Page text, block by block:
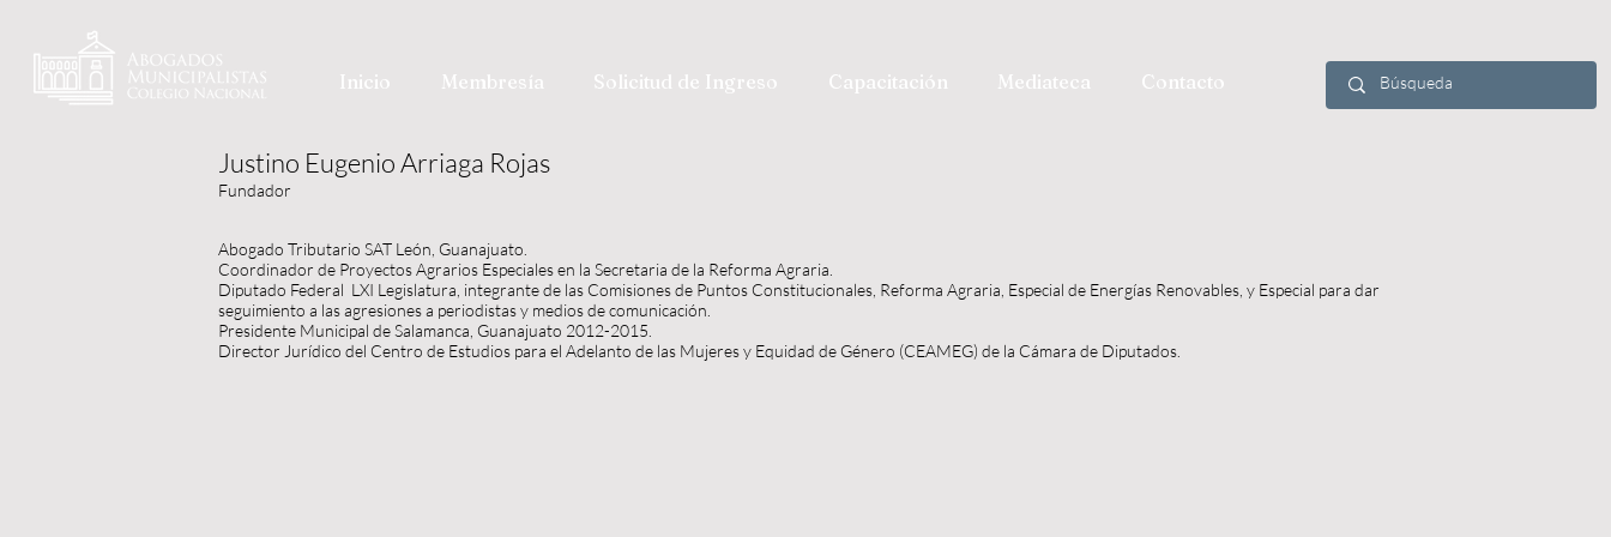
Inicio Membresía Solicitud de Ingreso Capacitación Mediateca Contacto
Justino Eugenio Arriaga Rojas
Fundador
Abogado Tributario SAT León, Guanajuato.
Coordinador de Proyectos Agrarios Especiales en la Secretaria de la Reforma Agraria.
Diputado Federal LXI Legislatura, integrante de las Comisiones de Puntos Constitucionales, Reforma Agraria, Especial de Energías Renovables, y Especial para dar
seguimiento a las agresiones a periodistas y medios de comunicación.
Presidente Municipal de Salamanca, Guanajuato 2012-2015.
Director Jurídico del Centro de Estudios para el Adelanto de las Mujeres y Equidad de Género (CEAMEG) de la Cámara de Diputados.